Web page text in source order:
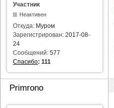
Участник
Неактивен
Откуда: Муром
Зарегистрирован: 2017-08-
24
Сообщений: 577
Спасибо: 111
Primrono